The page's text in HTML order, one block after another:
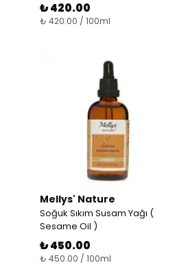
₺ 420.00
₺ 420.00 / 100ml
Mellys' Nature
Soğuk Sıkım Susam Yağı (
Sesame Oil )
₺ 450.00
₺ 450.00 / 100ml